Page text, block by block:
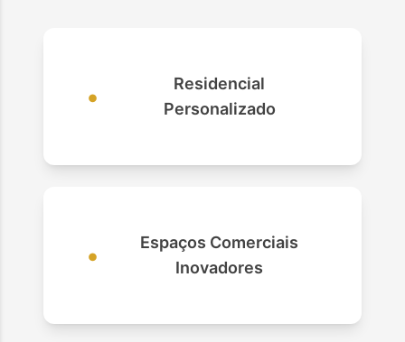
•
Residencial
Personalizado
•
Espaços Comerciais
Inovadores